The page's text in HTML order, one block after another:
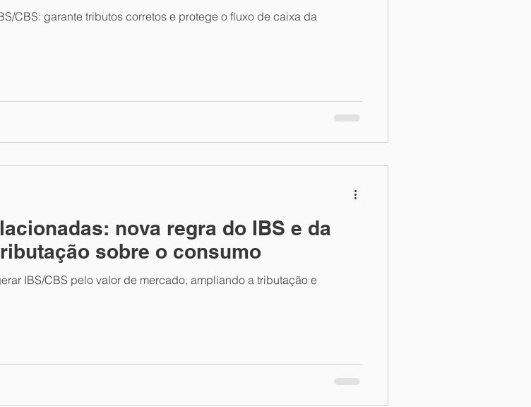
CBS: garante tributos corretos e protege o fluxo de caixa da
nova regra do IBS e da
sobre o consumo
IBS/CBS pelo valor de mercado, ampliando a tributação e